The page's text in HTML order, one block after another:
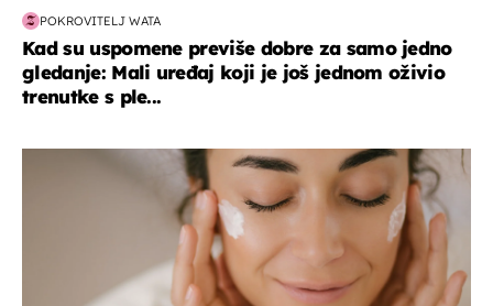
POKROVITELJ WATA
Kad su uspomene previše dobre za samo jedno
gledanje: Mali uređaj koji je još jednom oživio
trenutke s ple...
moda & ljepota